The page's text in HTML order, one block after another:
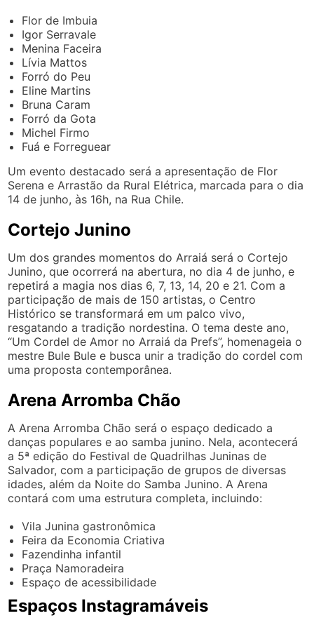
Flor de Imbuia
Igor Serravale
Menina Faceira
Lívia Mattos
Forró do Peu
Eline Martins
Bruna Caram
Forró da Gota
Michel Firmo
Fuá e Forreguear
Um evento destacado será a apresentação de Flor
Serena e Arrastão da Rural Elétrica, marcada para o dia
14 de junho, às 16h, na Rua Chile.
Cortejo Junino
Um dos grandes momentos do Arraiá será o Cortejo
Junino, que ocorrerá na abertura, no dia 4 de junho, e
repetirá a magia nos dias 6, 7, 13, 14, 20 e 21. Com a
participação de mais de 150 artistas, o Centro
Histórico se transformará em um palco vivo,
resgatando a tradição nordestina. O tema deste ano,
“Um Cordel de Amor no Arraiá da Prefs”, homenageia o
mestre Bule Bule e busca unir a tradição do cordel com
uma proposta contemporânea.
Arena Arromba Chão
A Arena Arromba Chão será o espaço dedicado a
danças populares e ao samba junino. Nela, acontecerá
a 5ª edição do Festival de Quadrilhas Juninas de
Salvador, com a participação de grupos de diversas
idades, além da Noite do Samba Junino. A Arena
contará com uma estrutura completa, incluindo:
Vila Junina gastronômica
Feira da Economia Criativa
Fazendinha infantil
Praça Namoradeira
Espaço de acessibilidade
Espaços Instagramáveis